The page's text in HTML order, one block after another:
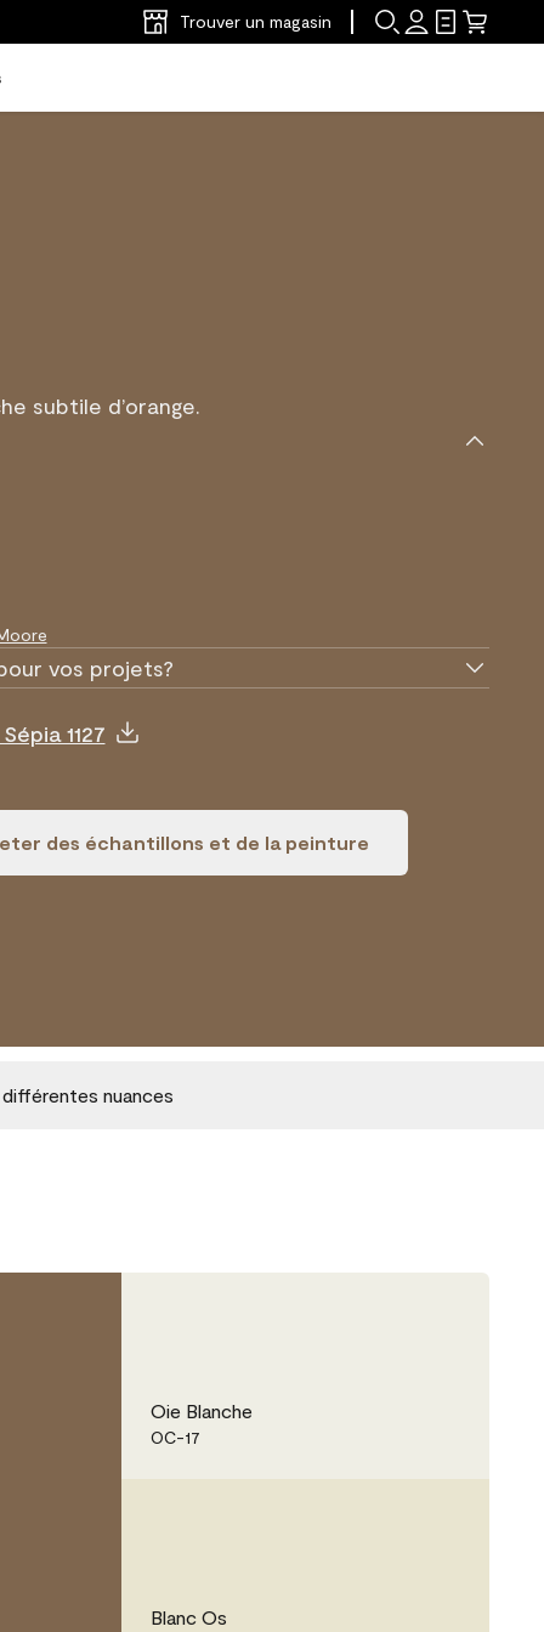
Trouver un magasin
subtile d’orange.
vos projets?
1127
des échantillons et de la peinture
nuances
Oie Blanche
OC-17
Blanc Os